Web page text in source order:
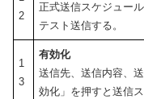
2
正式送信スケジュー
テスト送信する。
1
3
有効化
送信先、送信内容、
効化」を押すと送信